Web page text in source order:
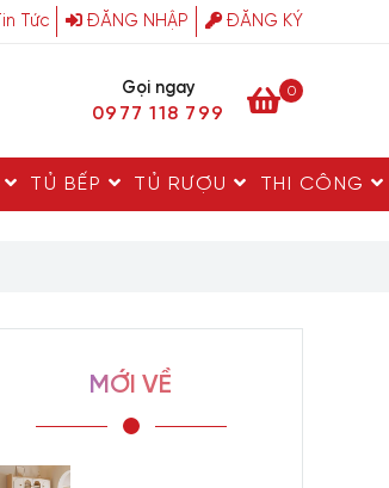
Tin Tức ĐĂNG NHẬP ĐĂNG KÝ
Gọi ngay
0977 118 799
0
TỦ BẾP TỦ RƯỢU THI CÔNG
MỚI VỀ